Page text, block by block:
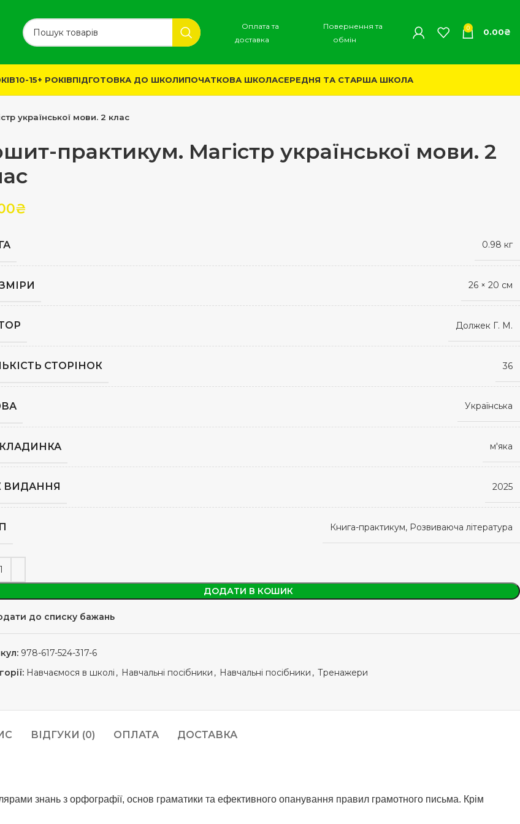
Оплата та
доставка
Повернення та
обмін
0 0.00₴
10-15+ РОКІВПІДГОТОВКА ДО ШКОЛИПОЧАТКОВА ШКОЛАСЕРЕДНЯ ТА СТАРША ШКОЛА
української мови. 2 клас
практикум. Магістр української мови. 2
₴
0.98 кг
26 × 20 см
Должек Г. М.
СТОРІНОК 36
Українська
м'яка
ВИДАННЯ 2025
Книга-практикум, Розвиваюча література
ДОДАТИ В КОШИК
до списку бажань
978-617-524-317-6
Навчаємося в школі , Навчальні посібники , Навчальні посібники , Тренажери
ВІДГУКИ (0) ОПЛАТА ДОСТАВКА
знань з орфографії, основ граматики та ефективного опанування правил грамотного письма. Крім